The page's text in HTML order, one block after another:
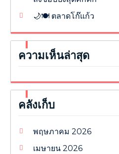
🌙🍽️ ตลาดโก๊แก้ว
ความเห็นล่าสุด
คลังเก็บ
พฤษภาคม 2026
เมษายน 2026